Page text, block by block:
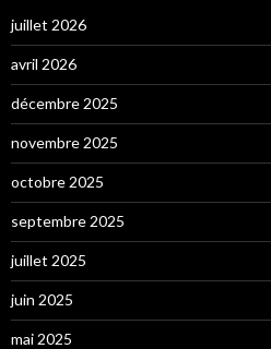
juillet 2026
avril 2026
décembre 2025
novembre 2025
octobre 2025
septembre 2025
juillet 2025
juin 2025
mai 2025